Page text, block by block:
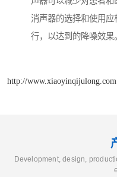
消声器的选择和使用
行，以达到的降噪效果。
http://www.xiaoyinqijulong.com
Development, design,